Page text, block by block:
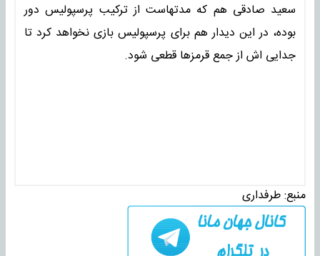
سعید صادقی هم که مدتهاست از ترکیب پرسپولیس دور
بوده، در این دیدار هم برای پرسپولیس بازی نخواهد کرد تا
جدایی اش از جمع قرمزها قطعی شود.
منبع:طرفداری